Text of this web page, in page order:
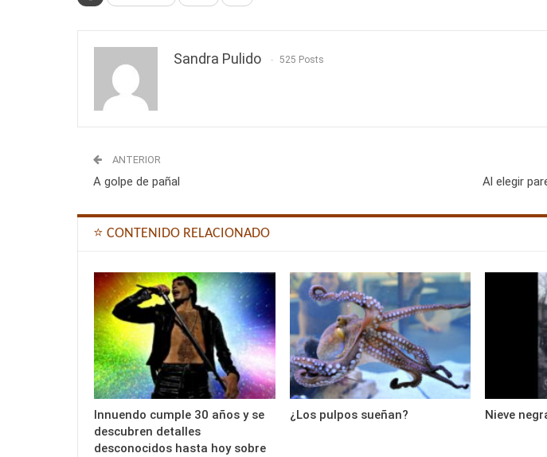
Sandra Pulido 525 Posts
ANTERIOR
A golpe de pañal Al elegir
⭐ CONTENIDO RELACIONADO
Innuendo cumple 30 años y se
descubren detalles
desconocidos hasta hoy sobre
¿Los pulpos sueñan? Nieve